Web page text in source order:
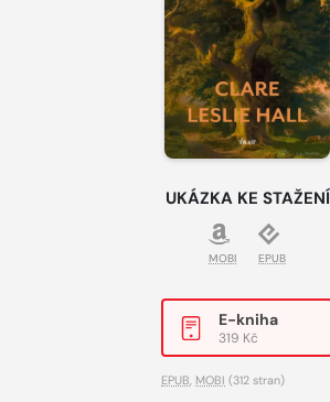
UKÁZKA KE STAŽENÍ
MOBI EPUB
E-kniha
319 Kč
EPUB, MOBI (312 stran)